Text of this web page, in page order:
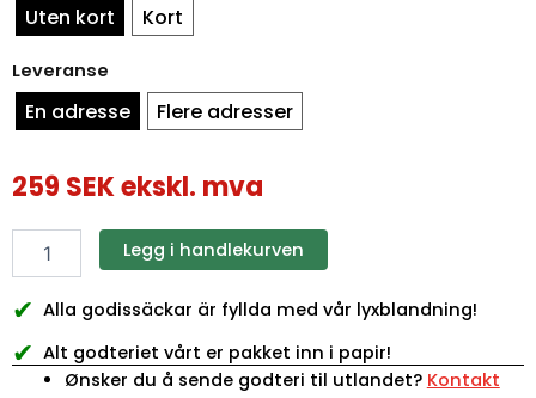
Uten kort Kort
Leveranse
En adresse Flere adresser
259 SEKekskl. mva
Legg i handlekurven
✔ Alla godissäckar är fyllda med vår lyxblandning!
✔ Alt godteriet vårt er pakket inn i papir!
Ønsker du å sende godteri til utlandet? Kontakt